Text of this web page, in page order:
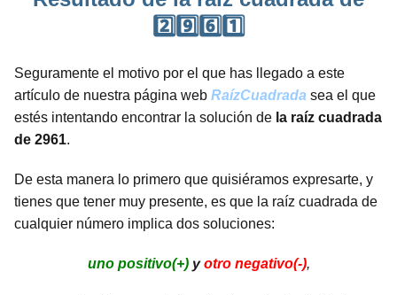
2️⃣9️⃣6️⃣1️⃣
Seguramente el motivo por el que has llegado a este
artículo de nuestra página web RaízCuadrada sea el que
estés intentando encontrar la solución de la raíz cuadrada
de 2961.
De esta manera lo primero que quisiéramos expresarte, y
tienes que tener muy presente, es que la raíz cuadrada de
cualquier número implica dos soluciones:
uno positivo(+)yotro negativo(-),